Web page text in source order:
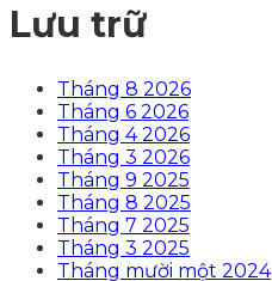
Lưu trữ
Tháng 8 2026
Tháng 6 2026
Tháng 4 2026
Tháng 3 2026
Tháng 9 2025
Tháng 8 2025
Tháng 7 2025
Tháng 3 2025
Tháng mười một 2024